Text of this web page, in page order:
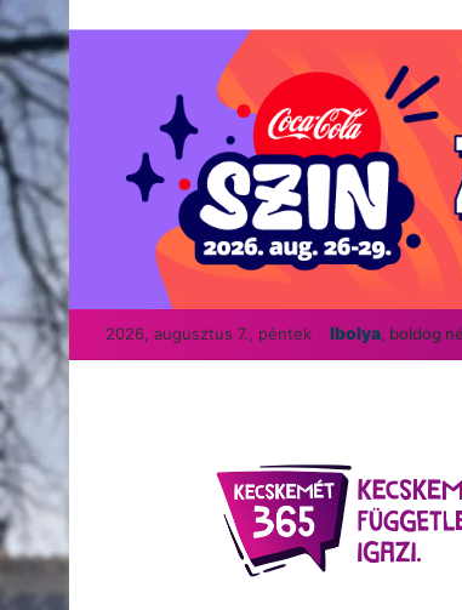
2026, augusztus 7., péntek Ibolya, boldog